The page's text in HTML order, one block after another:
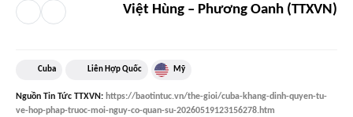
Việt Hùng – Phương Oanh (TTXVN)
Cuba Liên Hợp Quốc Mỹ
Nguồn Tin Tức TTXVN: https://baotintuc.vn/the-gioi/cuba-khang-dinh-quyen-tu-
ve-hop-phap-truoc-moi-nguy-co-quan-su-20260519123156278.htm